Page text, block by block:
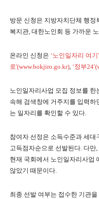
방문 신청은 지방자치단체 행정
복지관, 대한노인회 등 가까운
온라인 신청은 ‘노인일자리 여
로'(www.bokjiro.go.kr), ‘정부
노인일자리사업 모집 정보를 한
속해 검색창에 거주지를 입력하
는 일자리를 확인할 수 있다.
참여자 선정은 소득수준과 세
고득점자순으로 선발된다. 다만
현재 국회에서 노인일자리사업
않았기 때문이다.
최종 선발 여부는 접수한 기관